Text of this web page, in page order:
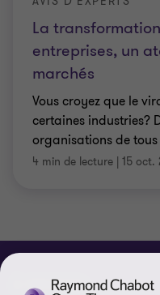
La
entreprises, un
marchés
Vous croyez que le
certaines industries?
organisations de tous
4 min de lecture | 15 oct.
À PROPOS